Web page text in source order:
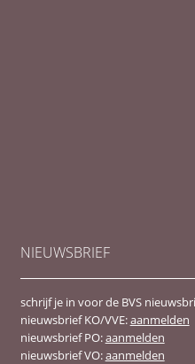
NIEUWSBRIEF
schrijf je in voor de BVS
nieuwsbrief KO/VVE:aanmelden
nieuwsbrief PO:aanmelden
nieuwsbrief VO:aanmelden